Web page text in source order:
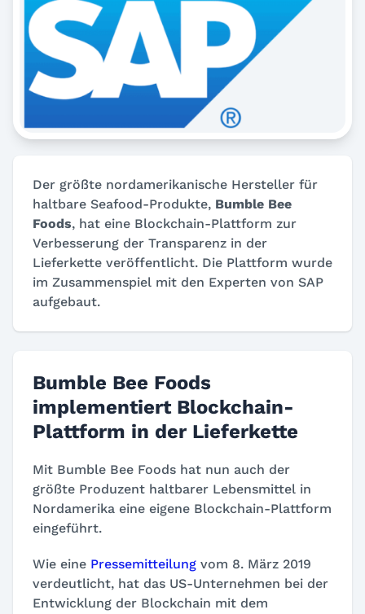
Der größte nordamerikanische Hersteller für
haltbare Seafood-Produkte, Bumble Bee
Foods, hat eine Blockchain-Plattform zur
Verbesserung der Transparenz in der
Lieferkette veröffentlicht. Die Plattform wurde
im Zusammenspiel mit den Experten von SAP
aufgebaut.
Bumble Bee Foods
implementiert Blockchain-
Plattform in der Lieferkette
Mit Bumble Bee Foods hat nun auch der
größte Produzent haltbarer Lebensmittel in
Nordamerika eine eigene Blockchain-Plattform
eingeführt.
Wie eine Pressemitteilung vom 8. März 2019
verdeutlicht, hat das US-Unternehmen bei der
Entwicklung der Blockchain mit dem